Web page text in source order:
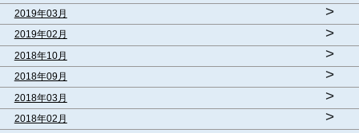
2019年03月 >
2019年02月 >
2018年10月 >
2018年09月 >
2018年03月 >
2018年02月 >